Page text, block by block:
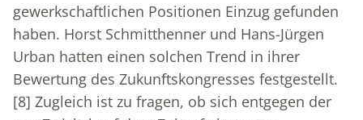
gewerkschaftlichen Positionen Einzug gefunden
haben. Horst Schmitthenner und Hans-Jürgen
Urban hatten einen solchen Trend in ihrer
Bewertung des Zukunftskongresses festgestellt.
[8] Zugleich ist zu fragen, ob sich entgegen der